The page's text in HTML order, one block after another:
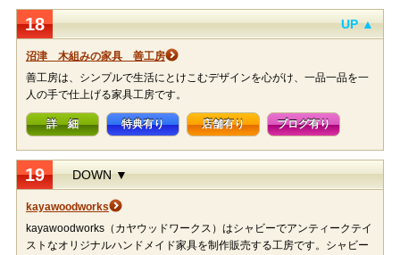
18 UP ▲
沼津 木組みの家具 善工房
善工房は、シンプルで生活にとけこむデザインを心がけ、一品一品を一
人の手で仕上げる家具工房です。
詳 細 特典有り 店舗有り ブログ有り
19 DOWN ▼
kayawoodworks
kayawoodworks（カヤウッドワークス）はシャビーでアンティークテイ
ストなオリジナルハンドメイド家具を制作販売する工房です。シャビー